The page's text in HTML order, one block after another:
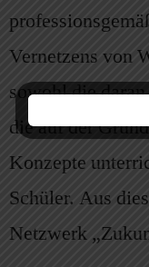
Vernetzens von
sowohl die
die auf der
Konzepte
Schüler. Aus
Netzwerk